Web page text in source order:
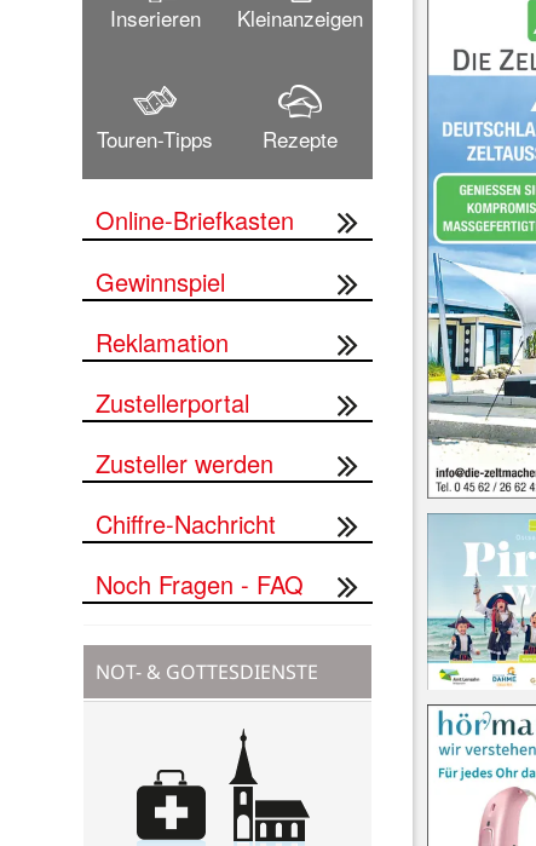
Inserieren Kleinanzeigen
Touren-Tipps Rezepte
Online-Briefkasten
Gewinnspiel
Reklamation
Zustellerportal
Zusteller werden
Chiffre-Nachricht
Noch Fragen - FAQ
NOT- & GOTTESDIENSTE